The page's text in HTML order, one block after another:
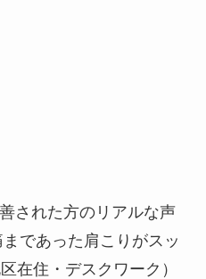
された方のリアルな声
であった肩こりがスッ
在住・デスクワーク）